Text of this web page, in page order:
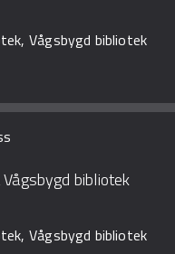
Vågsbygd bibliotek
bibliotek
Vågsbygd bibliotek